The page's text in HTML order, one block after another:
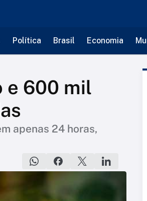
Política Brasil Economia
e 600 mil
apenas 24 horas,